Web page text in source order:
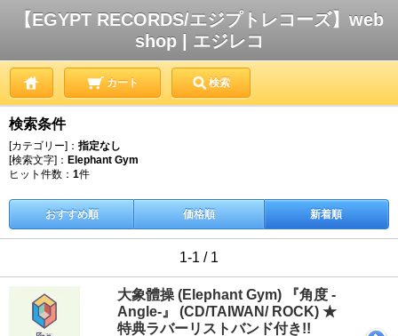
【EGYPT RECORDS/エジプトレコーズ】web
shop | エジレコ
カート 検索
検索条件
[カテゴリー]： 指定なし
[検索文字]： Elephant Gym
ヒット件数： 1件
おすすめ順 価格順 新着順
1-1 / 1
大象體操 (Elephant Gym) 『角度 -
Angle-』 (CD/TAIWAN/ ROCK) ★
特典ラバーリストバンド付き!!